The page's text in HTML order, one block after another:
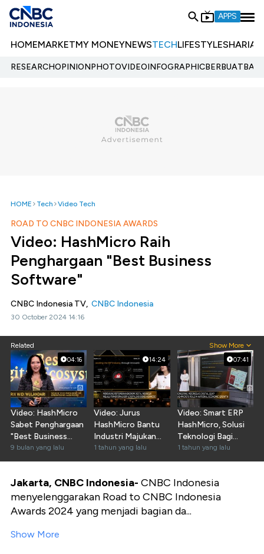
APPS
HOMEMARKETMY MONEYNEWSTECHLIFESTYLESHARIA
RESEARCHOPINIONPHOTOVIDEOINFOGRAPHIC
HOME Tech Video Tech
ROAD TO CNBC INDONESIA AWARDS
Video: HashMicro Raih
Penghargaan "Best Business
Software"
CNBC Indonesia TV, CNBC Indonesia
30 October 2024 14:16
Related Show More
04:16
Video: HashMicro
Sabet Penghargaan
"Best Business
Software"
9 bulan yang lalu
14:24
Video: Jurus
HashMicro Bantu
Industri Majukan
Bisnis Lewat Inovasi
ERP
1 tahun yang lalu
07:41
Video: Smart ERP
HashMicro, Solusi
Teknologi Bagi
Produktivitas Bisnis
1 tahun yang lalu
Jakarta, CNBC Indonesia- CNBC Indonesia
menyelenggarakan Road to CNBC Indonesia
Awards 2024 yang menjadi bagian da...
Show More